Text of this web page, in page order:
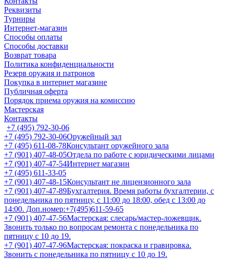
Реквизиты
Турниры
Интернет-магазин
Способы оплаты
Способы доставки
Возврат товара
Политика конфиденциальности
Резерв оружия и патронов
Покупка в интернет магазине
Публичная оферта
Порядок приема оружия на комиссию
Мастерская
Контакты
+7 (495) 792-30-06
+7 (495) 792-30-06Оружейный зал
+7 (495) 611-08-78Консультант оружейного зала
+7 (901) 407-48-05Отдела по работе с юридическими лицами
+7 (901) 407-47-54Интернет магазин
+7 (495) 611-33-05
+7 (901) 407-48-15Консультант не лицензионного зала
+7 (901) 407-47-89Бухгалтерия. Время работы бухгалтерии, с
понедельника по пятницу, с 11:00 до 18:00, обед с 13:00 до
14:00. Доп.номер:+7(495)611-59-65
+7 (901) 407-47-56Мастерская: слесарь/мастер-ложевщик.
Звонить только по вопросам ремонта с понедельника по
пятницу с 10 до 19.
+7 (901) 407-47-96Мастерская: покраска и гравировка.
Звонить с понедельника по пятницу с 10 до 19.